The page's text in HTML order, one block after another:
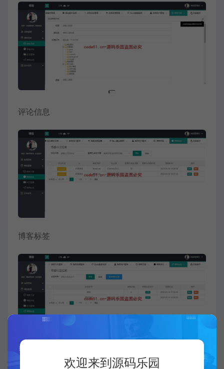
评论信息
博客标签
欢迎来到源码乐园